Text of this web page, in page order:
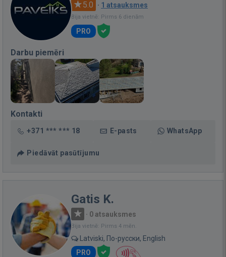
5.0 · 1 atsauksmes
Bija vietnē: Pirms 6 dienām
PRO
Darbu piemēri
Kontakti
+371 *** *** 18 E-pasts WhatsApp
Piedāvāt pasūtījumu
Gatis K.
· 0 atsauksmes
Bija vietnē: Pirms 4 mēn.
Latviski, По-русски, English
PRO